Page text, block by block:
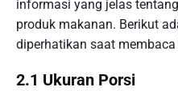
informasi yang jelas
produk makanan. Berikut
diperhatikan saat
2.1 Ukuran Porsi